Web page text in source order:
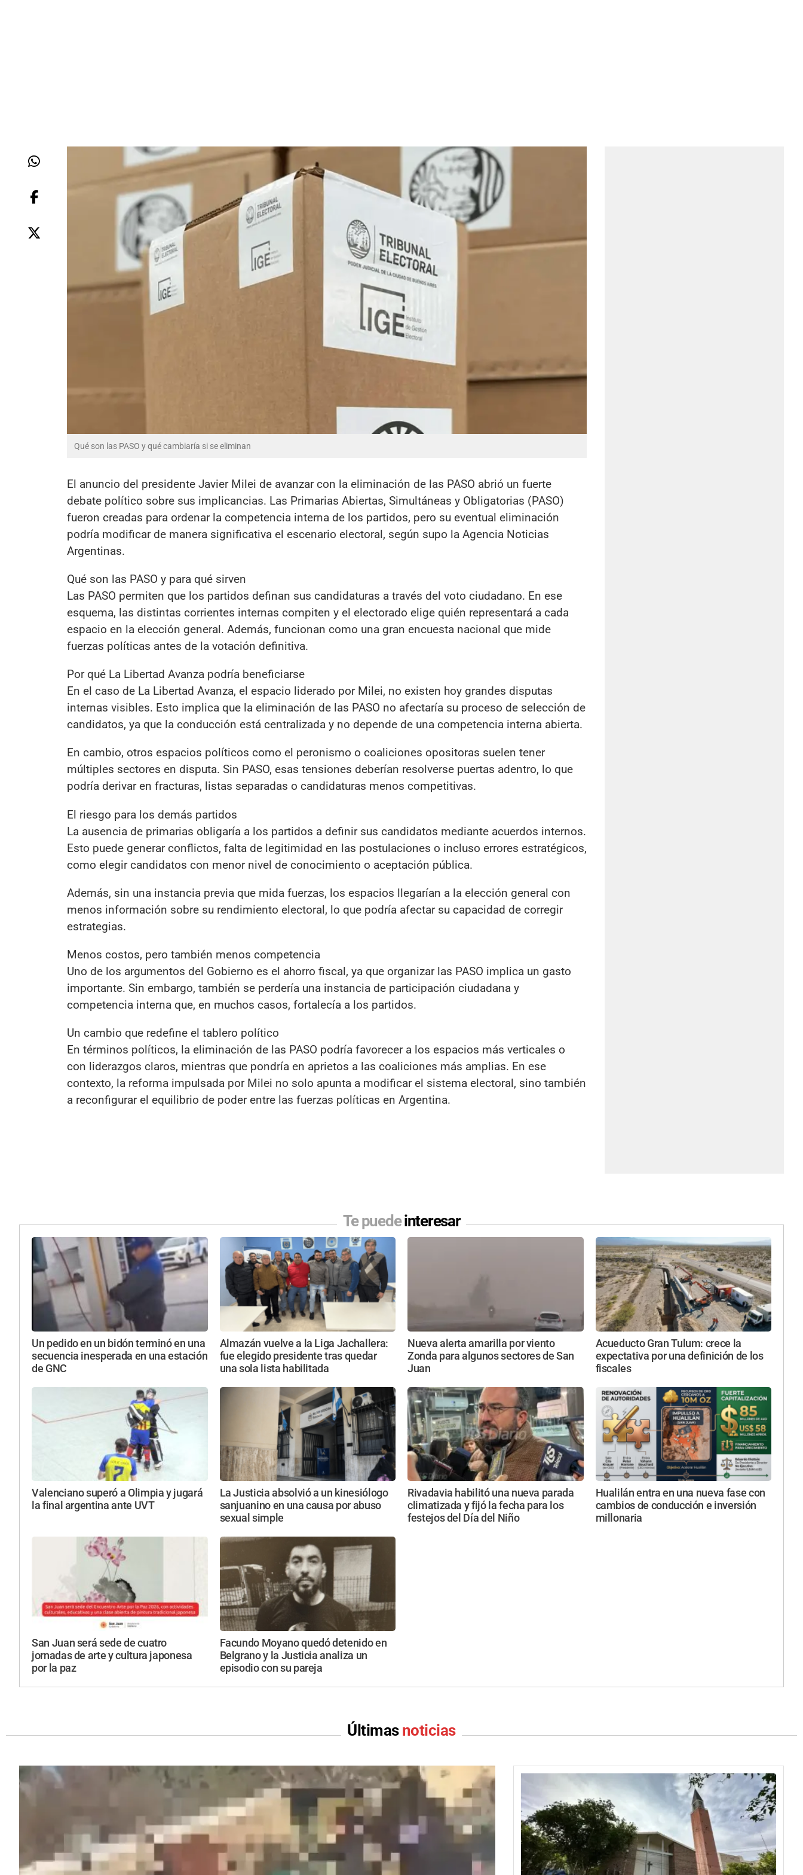
Qué son las PASO y qué cambiaría si se eliminan
El anuncio del presidente Javier Milei de avanzar con la eliminación de las PASO abrió un fuerte
debate político sobre sus implicancias. Las Primarias Abiertas, Simultáneas y Obligatorias (PASO)
fueron creadas para ordenar la competencia interna de los partidos, pero su eventual eliminación
podría modificar de manera significativa el escenario electoral, según supo la Agencia Noticias
Argentinas.
Qué son las PASO y para qué sirven
Las PASO permiten que los partidos definan sus candidaturas a través del voto ciudadano. En ese
esquema, las distintas corrientes internas compiten y el electorado elige quién representará a cada
espacio en la elección general. Además, funcionan como una gran encuesta nacional que mide
fuerzas políticas antes de la votación definitiva.
Por qué La Libertad Avanza podría beneficiarse
En el caso de La Libertad Avanza, el espacio liderado por Milei, no existen hoy grandes disputas
internas visibles. Esto implica que la eliminación de las PASO no afectaría su proceso de selección de
candidatos, ya que la conducción está centralizada y no depende de una competencia interna abierta.
En cambio, otros espacios políticos como el peronismo o coaliciones opositoras suelen tener
múltiples sectores en disputa. Sin PASO, esas tensiones deberían resolverse puertas adentro, lo que
podría derivar en fracturas, listas separadas o candidaturas menos competitivas.
El riesgo para los demás partidos
La ausencia de primarias obligaría a los partidos a definir sus candidatos mediante acuerdos internos.
Esto puede generar conflictos, falta de legitimidad en las postulaciones o incluso errores estratégicos,
como elegir candidatos con menor nivel de conocimiento o aceptación pública.
Además, sin una instancia previa que mida fuerzas, los espacios llegarían a la elección general con
menos información sobre su rendimiento electoral, lo que podría afectar su capacidad de corregir
estrategias.
Menos costos, pero también menos competencia
Uno de los argumentos del Gobierno es el ahorro fiscal, ya que organizar las PASO implica un gasto
importante. Sin embargo, también se perdería una instancia de participación ciudadana y
competencia interna que, en muchos casos, fortalecía a los partidos.
Un cambio que redefine el tablero político
En términos políticos, la eliminación de las PASO podría favorecer a los espacios más verticales o
con liderazgos claros, mientras que pondría en aprietos a las coaliciones más amplias. En ese
contexto, la reforma impulsada por Milei no solo apunta a modificar el sistema electoral, sino también
a reconfigurar el equilibrio de poder entre las fuerzas políticas en Argentina.
Te puedeinteresar
Un pedido en un bidón terminó en una
secuencia inesperada en una estación
de GNC
Almazán vuelve a la Liga Jachallera:
fue elegido presidente tras quedar
una sola lista habilitada
Nueva alerta amarilla por viento
Zonda para algunos sectores de San
Juan
Acueducto Gran Tulum: crece la
expectativa por una definición de los
fiscales
Valenciano superó a Olimpia y jugará
la final argentina ante UVT
La Justicia absolvió a un kinesiólogo
sanjuanino en una causa por abuso
sexual simple
Rivadavia habilitó una nueva parada
climatizada y fijó la fecha para los
festejos del Día del Niño
Hualilán entra en una nueva fase con
cambios de conducción e inversión
millonaria
San Juan será sede de cuatro
jornadas de arte y cultura japonesa
por la paz
Facundo Moyano quedó detenido en
Belgrano y la Justicia analiza un
episodio con su pareja
Últimas noticias